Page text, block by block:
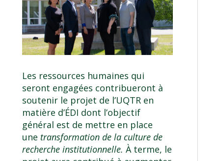
Les ressources humaines qui
seront engagées contribueront à
soutenir le projet de l’UQTR en
matière d’ÉDI dont l’objectif
général est de mettre en place
une transformation de la culture de
recherche institutionnelle. À terme, le